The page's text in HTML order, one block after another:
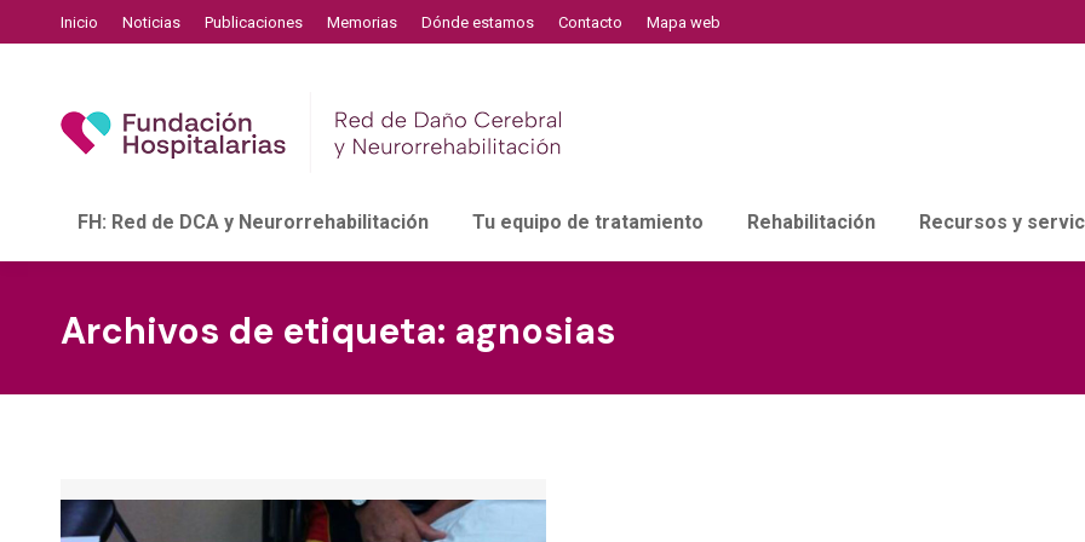
Inicio Noticias Publicaciones Memorias Dónde estamos Contacto Mapa web
FH: Red de DCA y Neurorrehabilitación Tu equipo de tratamiento Rehabilitación Recursos y
Archivos de etiqueta: agnosias